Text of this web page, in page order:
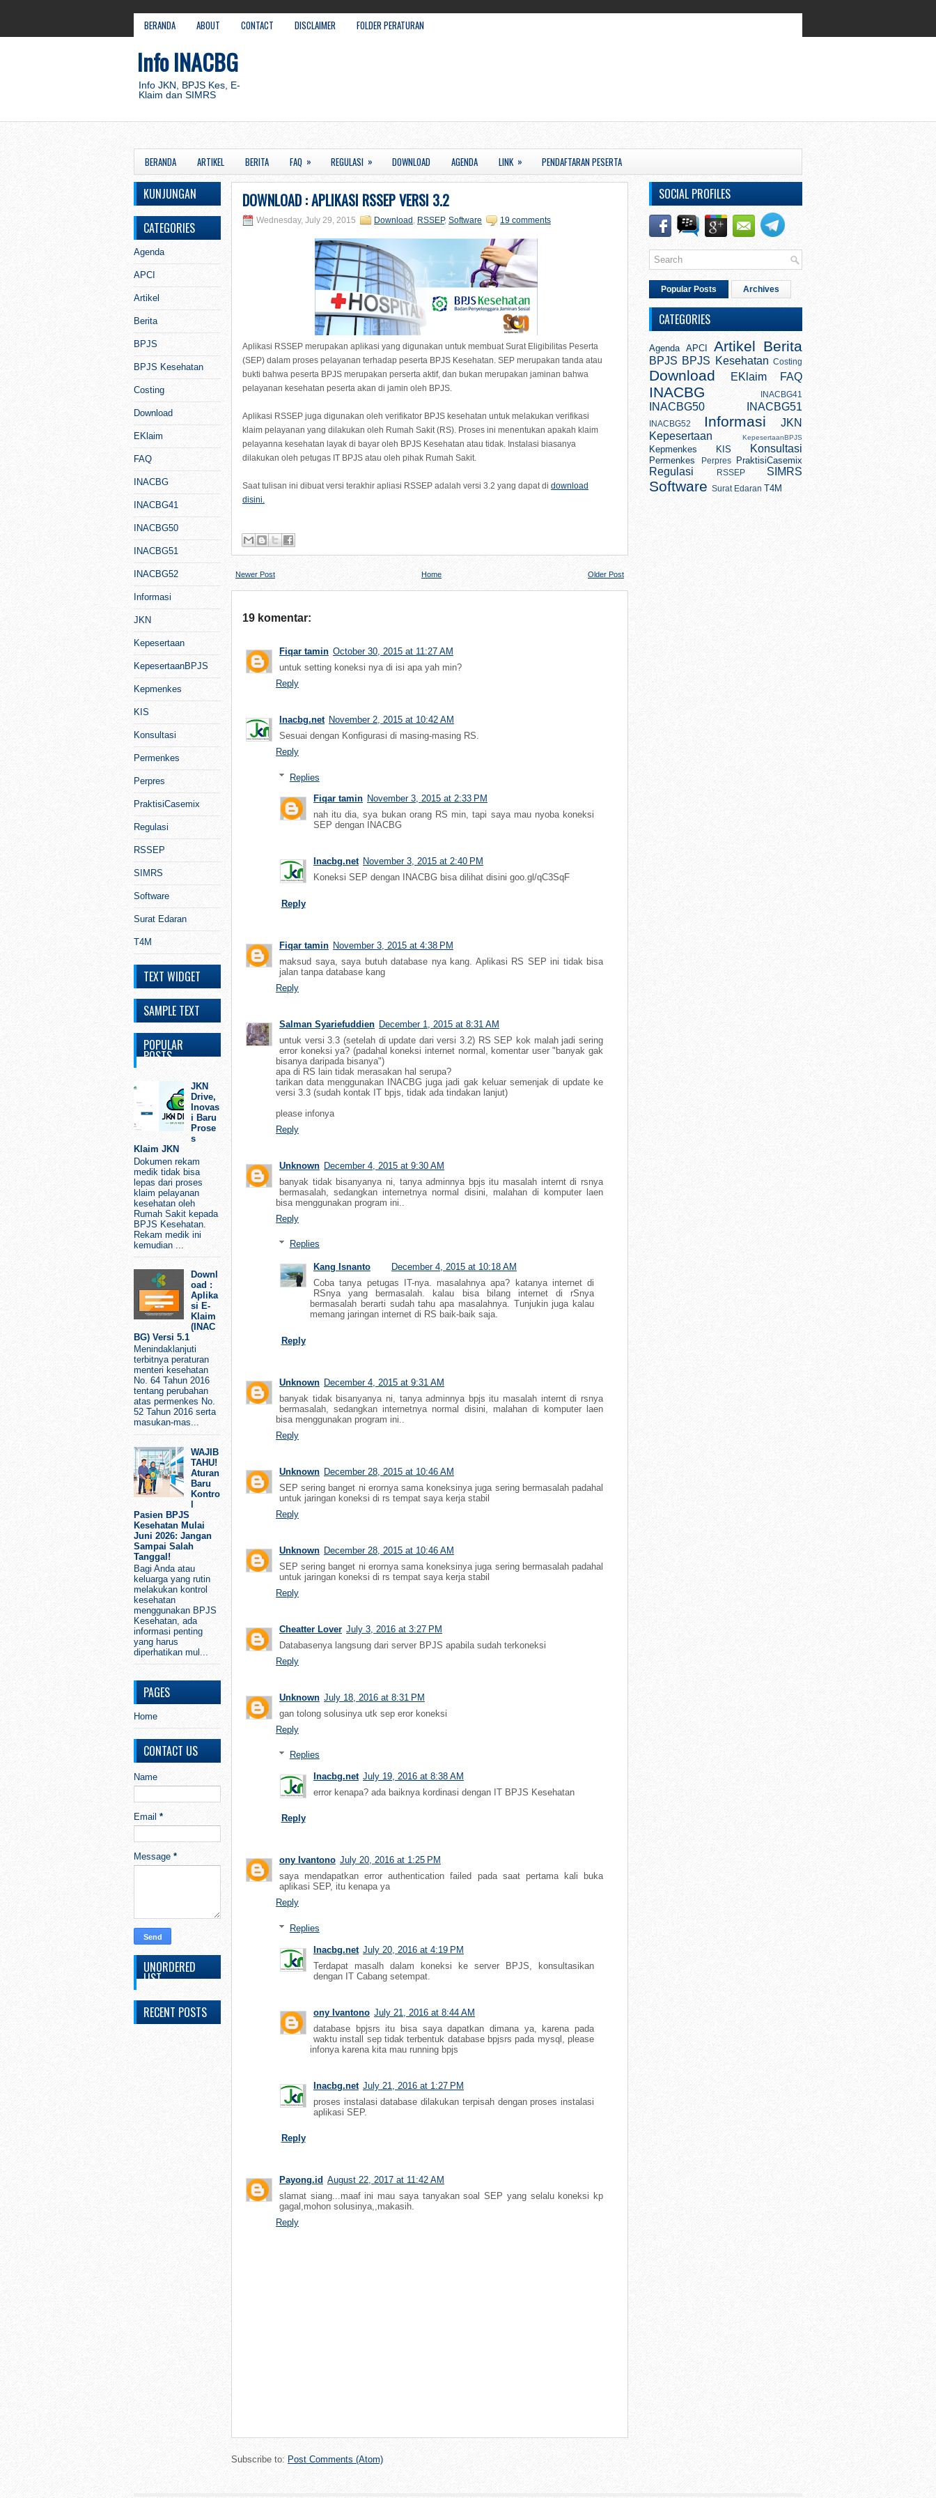
BERANDA ABOUT CONTACT DISCLAIMER FOLDER PERATURAN
Info INACBG
Info JKN, BPJS Kes, E-
Klaim dan SIMRS
BERANDA ARTIKEL BERITA FAQ » REGULASI » DOWNLOAD AGENDA LINK » PENDAFTARAN PESERTA
KUNJUNGAN
CATEGORIES
Agenda
APCI
Artikel
Berita
BPJS
BPJS Kesehatan
Costing
Download
EKlaim
FAQ
INACBG
INACBG41
INACBG50
INACBG51
INACBG52
Informasi
JKN
Kepesertaan
KepesertaanBPJS
Kepmenkes
KIS
Konsultasi
Permenkes
Perpres
PraktisiCasemix
Regulasi
RSSEP
SIMRS
Software
Surat Edaran
T4M
TEXT WIDGET
SAMPLE TEXT
POPULAR
POSTS
JKN
Drive,
Inovas
i Baru
Prose
s
Klaim JKN
Dokumen rekam
medik tidak bisa
lepas dari proses
klaim pelayanan
kesehatan oleh
Rumah Sakit kepada
BPJS Kesehatan.
Rekam medik ini
kemudian ...
Downl
oad :
Aplika
si E-
Klaim
(INAC
BG) Versi 5.1
Menindaklanjuti
terbitnya peraturan
menteri kesehatan
No. 64 Tahun 2016
tentang perubahan
atas permenkes No.
52 Tahun 2016 serta
masukan-mas...
WAJIB
TAHU!
Aturan
Baru
Kontro
l
Pasien BPJS
Kesehatan Mulai
Juni 2026: Jangan
Sampai Salah
Tanggal!
Bagi Anda atau
keluarga yang rutin
melakukan kontrol
kesehatan
menggunakan BPJS
Kesehatan, ada
informasi penting
yang harus
diperhatikan mul...
PAGES
Home
CONTACT US
Name
Email *
Message *
UNORDERED
LIST
RECENT POSTS
DOWNLOAD : APLIKASI RSSEP VERSI 3.2
Wednesday, July 29, 2015 Download , RSSEP, Software 19 comments
Aplikasi RSSEP merupakan aplikasi yang digunakan untuk membuat Surat Eligibilitas Peserta
(SEP) dalam proses pelayanan terhadap peserta BPJS Kesehatan. SEP merupakan tanda atau
bukti bahwa peserta BPJS merupakan perserta aktif, dan bukan merupakan jaminan bahwa
pelayanan kesehatan peserta akan di jamin oleh BPJS.
Aplikasi RSSEP juga digunakan oleh verifikator BPJS kesehatan untuk melakukan verifikasi
klaim pelayanan yang dilakukan oleh Rumah Sakit (RS). Proses ini menentukan apakah klaim
pelayanna kesehatan layak di bayar oleh BPJS Kesehatan atau tidak. Instalasi biasanya
dilakukan oleh petugas IT BPJS atau oleh pihak Rumah Sakit.
Saat tulisan ini dibuat versi terakhir apliasi RSSEP adalah versi 3.2 yang dapat di download
disini.
Newer Post Older Post
Home
19 komentar:
Fiqar tamin October 30, 2015 at 11:27 AM
untuk setting koneksi nya di isi apa yah min?
Reply
Inacbg.net November 2, 2015 at 10:42 AM
Sesuai dengan Konfigurasi di masing-masing RS.
Reply
Replies
Fiqar tamin November 3, 2015 at 2:33 PM
nah itu dia, sya bukan orang RS min, tapi saya mau nyoba koneksi
SEP dengan INACBG
Inacbg.net November 3, 2015 at 2:40 PM
Koneksi SEP dengan INACBG bisa dilihat disini goo.gl/qC3SqF
Reply
Fiqar tamin November 3, 2015 at 4:38 PM
maksud saya, saya butuh database nya kang. Aplikasi RS SEP ini tidak bisa
jalan tanpa database kang
Reply
Salman Syariefuddien December 1, 2015 at 8:31 AM
untuk versi 3.3 (setelah di update dari versi 3.2) RS SEP kok malah jadi sering
error koneksi ya? (padahal koneksi internet normal, komentar user "banyak gak
bisanya daripada bisanya")
apa di RS lain tidak merasakan hal serupa?
tarikan data menggunakan INACBG juga jadi gak keluar semenjak di update ke
versi 3.3 (sudah kontak IT bpjs, tidak ada tindakan lanjut)
please infonya
Reply
Unknown December 4, 2015 at 9:30 AM
banyak tidak bisanyanya ni, tanya adminnya bpjs itu masalah internt di rsnya
bermasalah, sedangkan internetnya normal disini, malahan di komputer laen
bisa menggunakan program ini..
Reply
Replies
Kang Isnanto
December 4, 2015 at 10:18 AM
Coba tanya petugas IT-nya. masalahnya apa? katanya internet di
RSnya yang bermasalah. kalau bisa bilang internet di rSnya
bermasalah berarti sudah tahu apa masalahnya. Tunjukin juga kalau
memang jaringan internet di RS baik-baik saja.
Reply
Unknown December 4, 2015 at 9:31 AM
banyak tidak bisanyanya ni, tanya adminnya bpjs itu masalah internt di rsnya
bermasalah, sedangkan internetnya normal disini, malahan di komputer laen
bisa menggunakan program ini..
Reply
Unknown December 28, 2015 at 10:46 AM
SEP sering banget ni erornya sama koneksinya juga sering bermasalah padahal
untuk jaringan koneksi di rs tempat saya kerja stabil
Reply
Unknown December 28, 2015 at 10:46 AM
SEP sering banget ni erornya sama koneksinya juga sering bermasalah padahal
untuk jaringan koneksi di rs tempat saya kerja stabil
Reply
Cheatter Lover July 3, 2016 at 3:27 PM
Databasenya langsung dari server BPJS apabila sudah terkoneksi
Reply
Unknown July 18, 2016 at 8:31 PM
gan tolong solusinya utk sep eror koneksi
Reply
Replies
Inacbg.net July 19, 2016 at 8:38 AM
error kenapa? ada baiknya kordinasi dengan IT BPJS Kesehatan
Reply
ony Ivantono July 20, 2016 at 1:25 PM
saya mendapatkan error authentication failed pada saat pertama kali buka
aplikasi SEP, itu kenapa ya
Reply
Replies
Inacbg.net July 20, 2016 at 4:19 PM
Terdapat masalh dalam koneksi ke server BPJS, konsultasikan
dengan IT Cabang setempat.
ony Ivantono July 21, 2016 at 8:44 AM
database bpjsrs itu bisa saya dapatkan dimana ya, karena pada
waktu install sep tidak terbentuk database bpjsrs pada mysql, please
infonya karena kita mau running bpjs
Inacbg.net July 21, 2016 at 1:27 PM
proses instalasi database dilakukan terpisah dengan proses instalasi
aplikasi SEP.
Reply
Payong.id August 22, 2017 at 11:42 AM
slamat siang...maaf ini mau saya tanyakan soal SEP yang selalu koneksi kp
gagal,mohon solusinya,,makasih.
Reply
Subscribe to: Post Comments (Atom)
SOCIAL PROFILES
Popular Posts Archives
CATEGORIES
Agenda APCI Artikel Berita
BPJS BPJS Kesehatan Costing
Download EKlaim FAQ
INACBG INACBG41
INACBG50 INACBG51
INACBG52 Informasi
JKN
Kepesertaan
KepesertaanBPJS
Kepmenkes KIS Konsultasi
Permenkes Perpres PraktisiCasemix
Regulasi RSSEP SIMRS
Software Surat Edaran T4M